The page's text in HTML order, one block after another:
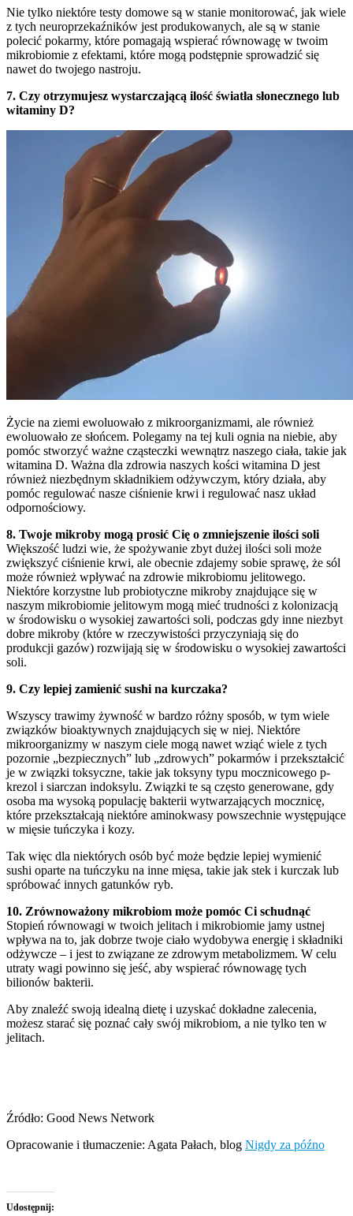
Nie tylko niektóre testy domowe są w stanie monitorować, jak wiele
z tych neuroprzekaźników jest produkowanych, ale są w stanie
polecić pokarmy, które pomagają wspierać równowagę w twoim
mikrobiomie z efektami, które mogą podstępnie sprowadzić się
nawet do twojego nastroju.
7. Czy otrzymujesz wystarczającą ilość światła słonecznego lub
witaminy D?
Życie na ziemi ewoluowało z mikroorganizmami, ale również
ewoluowało ze słońcem. Polegamy na tej kuli ognia na niebie, aby
pomóc stworzyć ważne cząsteczki wewnątrz naszego ciała, takie jak
witamina D. Ważna dla zdrowia naszych kości witamina D jest
również niezbędnym składnikiem odżywczym, który działa, aby
pomóc regulować nasze ciśnienie krwi i regulować nasz układ
odpornościowy.
8. Twoje mikroby mogą prosić Cię o zmniejszenie ilości soli
Większość ludzi wie, że spożywanie zbyt dużej ilości soli może
zwiększyć ciśnienie krwi, ale obecnie zdajemy sobie sprawę, że sól
może również wpływać na zdrowie mikrobiomu jelitowego.
Niektóre korzystne lub probiotyczne mikroby znajdujące się w
naszym mikrobiomie jelitowym mogą mieć trudności z kolonizacją
w środowisku o wysokiej zawartości soli, podczas gdy inne niezbyt
dobre mikroby (które w rzeczywistości przyczyniają się do
produkcji gazów) rozwijają się w środowisku o wysokiej zawartości
soli.
9. Czy lepiej zamienić sushi na kurczaka?
Wszyscy trawimy żywność w bardzo różny sposób, w tym wiele
związków bioaktywnych znajdujących się w niej. Niektóre
mikroorganizmy w naszym ciele mogą nawet wziąć wiele z tych
pozornie „bezpiecznych” lub „zdrowych” pokarmów i przekształcić
je w związki toksyczne, takie jak toksyny typu mocznicowego p-
krezol i siarczan indoksylu. Związki te są często generowane, gdy
osoba ma wysoką populację bakterii wytwarzających mocznicę,
które przekształcają niektóre aminokwasy powszechnie występujące
w mięsie tuńczyka i kozy.
Tak więc dla niektórych osób być może będzie lepiej wymienić
sushi oparte na tuńczyku na inne mięsa, takie jak stek i kurczak lub
spróbować innych gatunków ryb.
10. Zrównoważony mikrobiom może pomóc Ci schudnąć
Stopień równowagi w twoich jelitach i mikrobiomie jamy ustnej
wpływa na to, jak dobrze twoje ciało wydobywa energię i składniki
odżywcze – i jest to związane ze zdrowym metabolizmem. W celu
utraty wagi powinno się jeść, aby wspierać równowagę tych
bilionów bakterii.
Aby znaleźć swoją idealną dietę i uzyskać dokładne zalecenia,
możesz starać się poznać cały swój mikrobiom, a nie tylko ten w
jelitach.
Źródło: Good News Network
Opracowanie i tłumaczenie: Agata Pałach, blog Nigdy za późno
Udostępnij: